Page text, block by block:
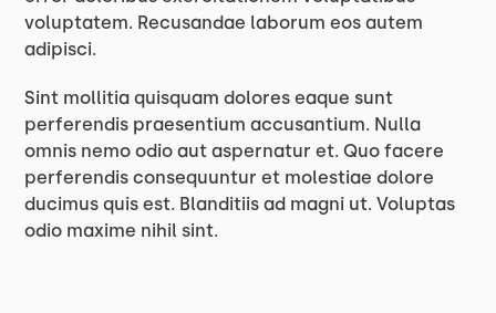
voluptatem. Recusandae laborum eos autem
adipisci.
Sint mollitia quisquam dolores eaque sunt
perferendis praesentium accusantium. Nulla
omnis nemo odio aut aspernatur et. Quo facere
perferendis consequuntur et molestiae dolore
ducimus quis est. Blanditiis ad magni ut. Voluptas
odio maxime nihil sint.